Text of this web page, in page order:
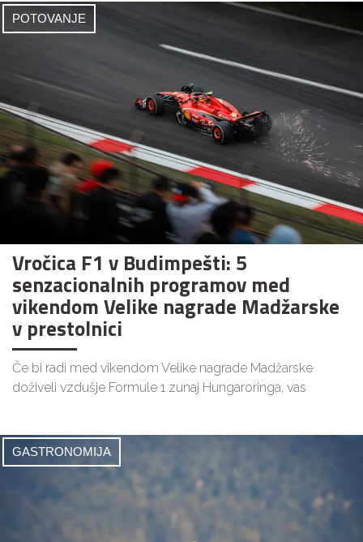
POTOVANJE
Vročica F1 v Budimpešti: 5
senzacionalnih programov med
vikendom Velike nagrade Madžarske
v prestolnici
Če bi radi med vikendom Velike nagrade Madžarske
doživeli vzdušje Formule 1 zunaj Hungaroringa, vas
GASTRONOMIJA